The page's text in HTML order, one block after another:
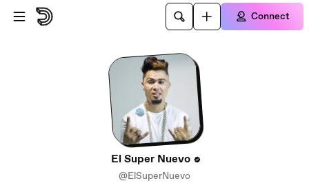
Skip to main content
Connect
El Super Nuevo
@ElSuperNuevo